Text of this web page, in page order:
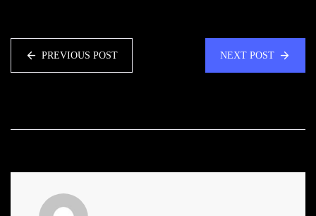
PREVIOUS POST NEXT POST